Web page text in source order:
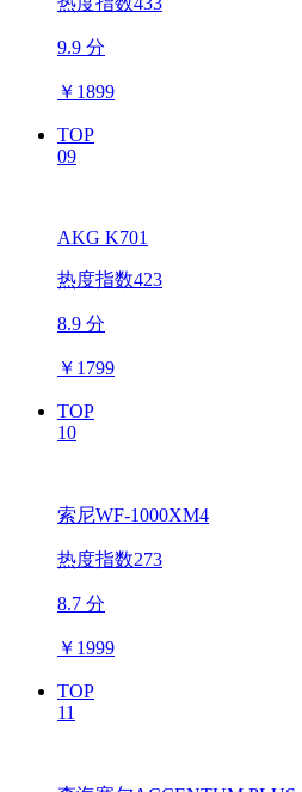
9.9 分
￥ 1899
TOP
09
AKG K701
热度指数423
8.9 分
￥ 1799
TOP
10
索尼WF-1000XM4
热度指数273
8.7 分
￥ 1999
TOP
11